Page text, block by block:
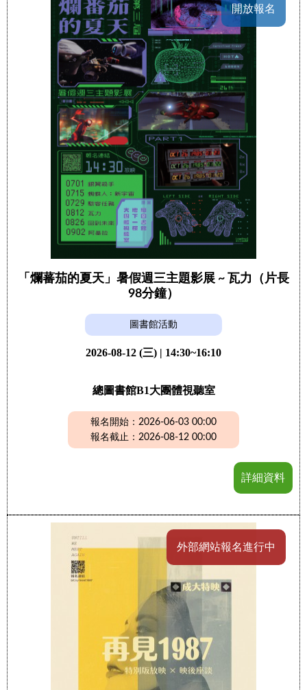
開放報名
「爛蕃茄的夏天」暑假週三主題影展 ~ 瓦力（片長
98分鐘）
圖書館活動
2026-08-12 (三) | 14:30~16:10
總圖書館B1大團體視聽室
報名開始：2026-06-03 00:00
報名截止：2026-08-12 00:00
詳細資料
外部網站報名進行中